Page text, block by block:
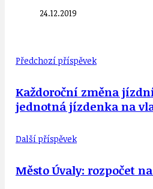
24.12.2019
Předchozí příspěvek
Každoroční změna
jednotná jízdenka na
Další příspěvek
Město Úvaly: rozpočet